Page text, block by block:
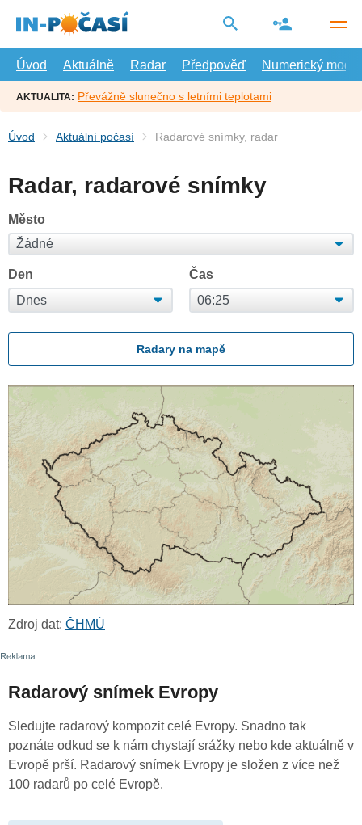
hlavní
Úvod
Aktuálně Radar Předpověď Numerický model
AKTUALITA: Převážně slunečno s letními teplotami
Úvod Aktuální počasí Radarové snímky, radar
Radar, radarové snímky
Město
Den Čas
Radary na mapě
Zdroj dat: ČHMÚ
Radarový snímek Evropy
Sledujte radarový kompozit celé Evropy. Snadno tak
poznáte odkud se k nám chystají srážky nebo kde aktuálně v
Evropě prší. Radarový snímek Evropy je složen z více než
100 radarů po celé Evropě.